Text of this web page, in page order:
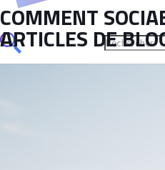
COMMENT
ARTICLES DE